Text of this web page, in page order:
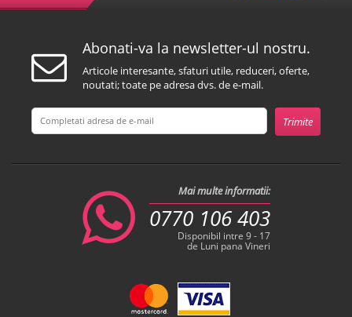
Abonati-va la newsletter-ul nostru.
Articole interesante, sfaturi utile, reduceri, oferte,
noutati; toate pe adresa dvs. de e-mail.
Mai multe informatii:
0770 106 403
Disponibil intre 9 - 17
de Luni pana Vineri